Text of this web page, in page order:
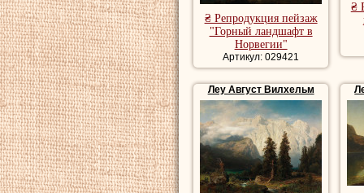
₴ Репродукция пейзаж
"Горный ландшафт в
Норвегии"
Артикул: 029421
₴
Леу Август Вилхельм